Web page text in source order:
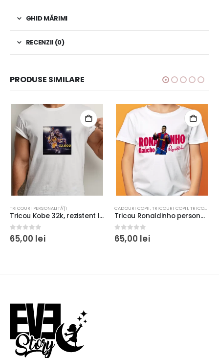
GHID MĂRIMI
RECENZII (0)
PRODUSE SIMILARE
TRICOURI PERSONALITĂŢI
Tricou Kobe 32k, rezistent la spălări, bumbac 100%, Regular Fit, culoare alb/negru
0 out of 5
65,00 lei
CADOURI COPII,TRICOURI COPII,TRICOURI MESERII
Tricou Ronaldinho personalizat pentru copii și adulți, bumbac 100%, regular fit, rezistent la spălări
0 out of 5
65,00 lei